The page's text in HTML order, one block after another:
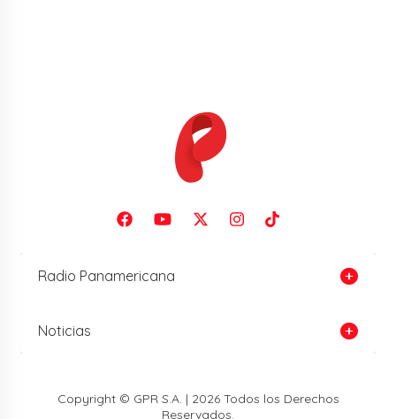
Radio Panamericana
Noticias
Copyright © GPR S.A. | 2026 Todos los Derechos
Reservados.